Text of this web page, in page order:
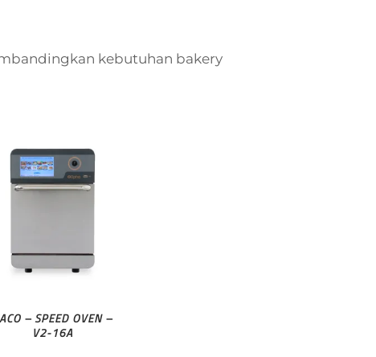
kebutuhan bakery
– SPEED OVEN –
V2-16A